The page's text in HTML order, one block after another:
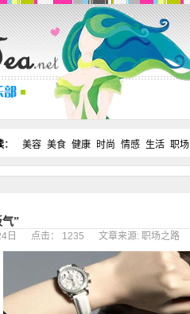
： 美容 美食 健康 时尚 情感 生活 职场
气”
日 点击： 1235 文章来源: 职场之路